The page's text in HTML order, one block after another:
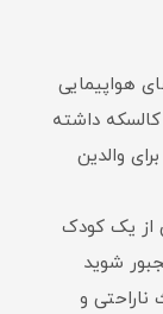
هواپیمایی
داشته
والدین
از یک کودک
شوید
ناراحتی و